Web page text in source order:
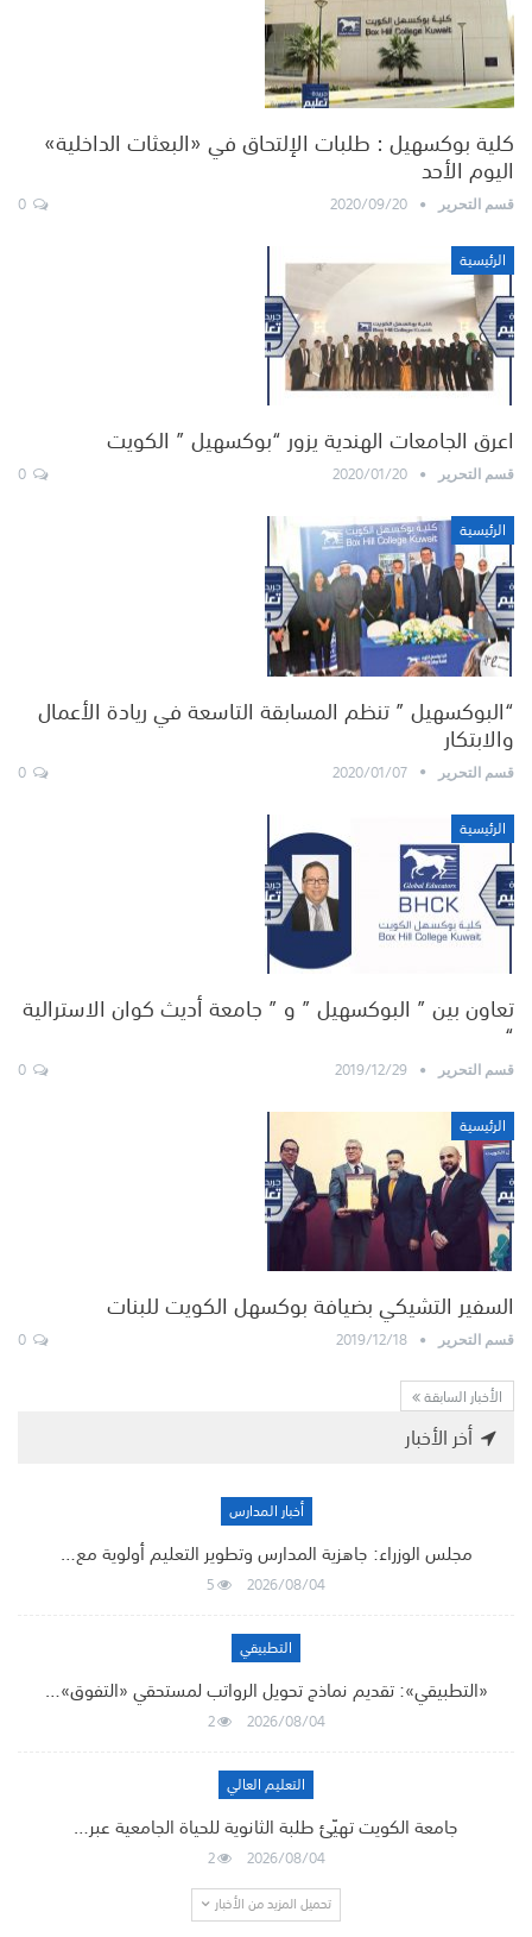
كلية بوكسهيل : طلبات الإلتحاق في «البعثات الداخلية»
اليوم الأحد
قسم التحرير 2020/09/20
الرئيسية
اعرق الجامعات الهندية يزور “بوكسهيل ” الكويت
قسم التحرير 2020/01/20
الرئيسية
“البوكسهيل ” تنظم المسابقة التاسعة في ريادة الأعمال
والابتكار
قسم التحرير 2020/01/07
الرئيسية
تعاون بين ” البوكسهيل ” و ” جامعة أديث كوان الاسترالية
“
قسم التحرير 2019/12/29
الرئيسية
السفير التشيكي بضيافة بوكسهل الكويت للبنات
قسم التحرير 2019/12/18
الأخبار السابقة
أخر الأخبار
أخبار المدارس
مجلس الوزراء: جاهزية المدارس وتطوير التعليم أولوية مع…
2026/08/04
5
التطبيقي
«التطبيقي»: تقديم نماذج تحويل الرواتب لمستحقي «التفوق»…
2026/08/04
2
التعليم العالي
جامعة الكويت تهيّئ طلبة الثانوية للحياة الجامعية عبر…
2026/08/04
2
تحميل المزيد من الأخبار